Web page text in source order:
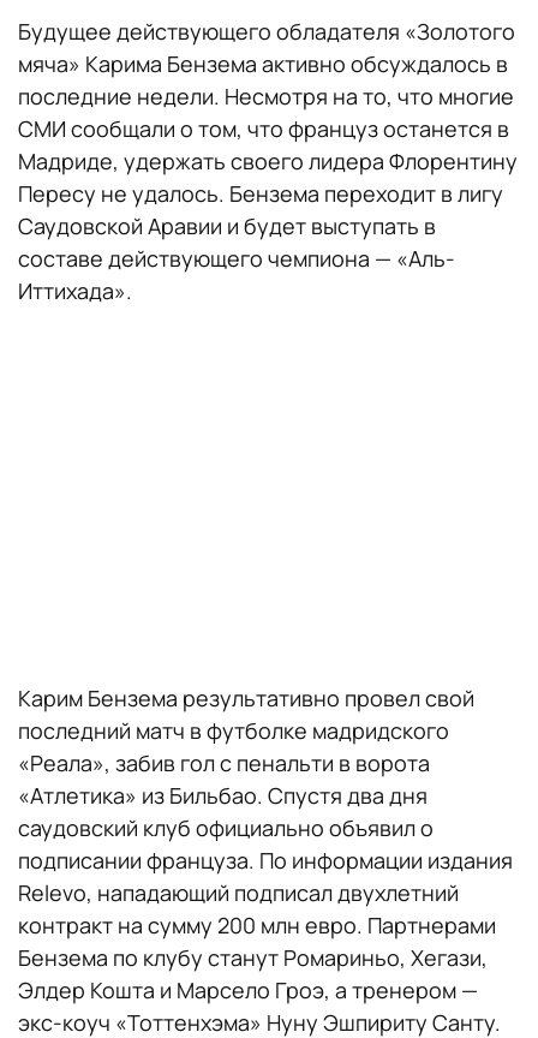
Будущее действующего обладателя «Золотого
мяча» Карима Бензема активно обсуждалось в
последние недели. Несмотря на то, что многие
СМИ сообщали о том, что француз останется в
Мадриде, удержать своего лидера Флорентину
Пересу не удалось. Бензема переходит в лигу
Саудовской Аравии и будет выступать в
составе действующего чемпиона — «Аль-
Иттихада».
Карим Бензема результативно провел свой
последний матч в футболке мадридского
«Реала», забив гол с пенальти в ворота
«Атлетика» из Бильбао. Спустя два дня
саудовский клуб официально объявил о
подписании француза. По информации издания
Relevo, нападающий подписал двухлетний
контракт на сумму 200 млн евро. Партнерами
Бензема по клубу станут Ромариньо, Хегази,
Элдер Кошта и Марсело Гроэ, а тренером —
экс-коуч «Тоттенхэма» Нуну Эшпириту Санту.